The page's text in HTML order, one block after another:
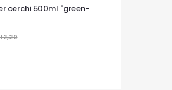
cerchi 500ml "green-